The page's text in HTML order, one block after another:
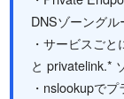
DNSゾーング
・サービスご
と privatelink.*
・nslookupで